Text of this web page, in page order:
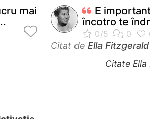
mai
E
încotro te
Citat de Ella Fitzgerald
Citate